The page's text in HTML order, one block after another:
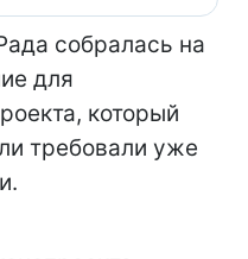
собралась на
для
который
требовали уже